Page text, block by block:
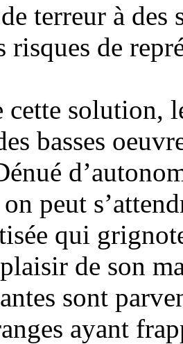
terreur à
risques de
cette solution,
basses
peut
qui
de son
sont
ayant